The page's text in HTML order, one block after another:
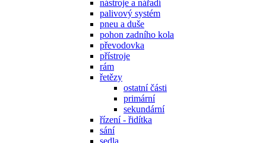
nástroje a nářadí
palivový systém
pneu a duše
pohon zadního kola
převodovka
přístroje
rám
řetězy
ostatní části
primární
sekundární
řízení - řidítka
sání
sedla